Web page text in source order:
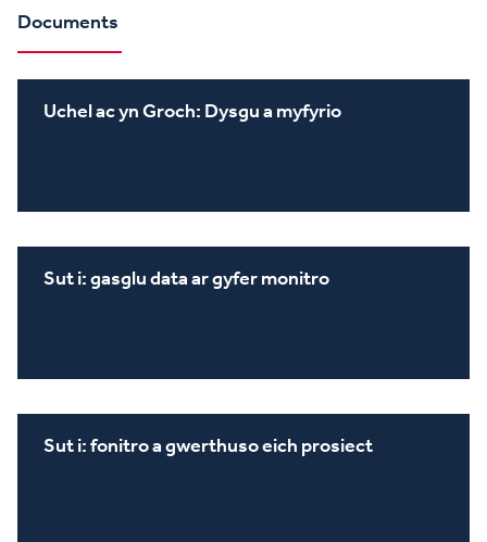
Documents
Uchel ac yn Groch: Dysgu a myfyrio
Sut i: gasglu data ar gyfer monitro
Sut i: fonitro a gwerthuso eich prosiect